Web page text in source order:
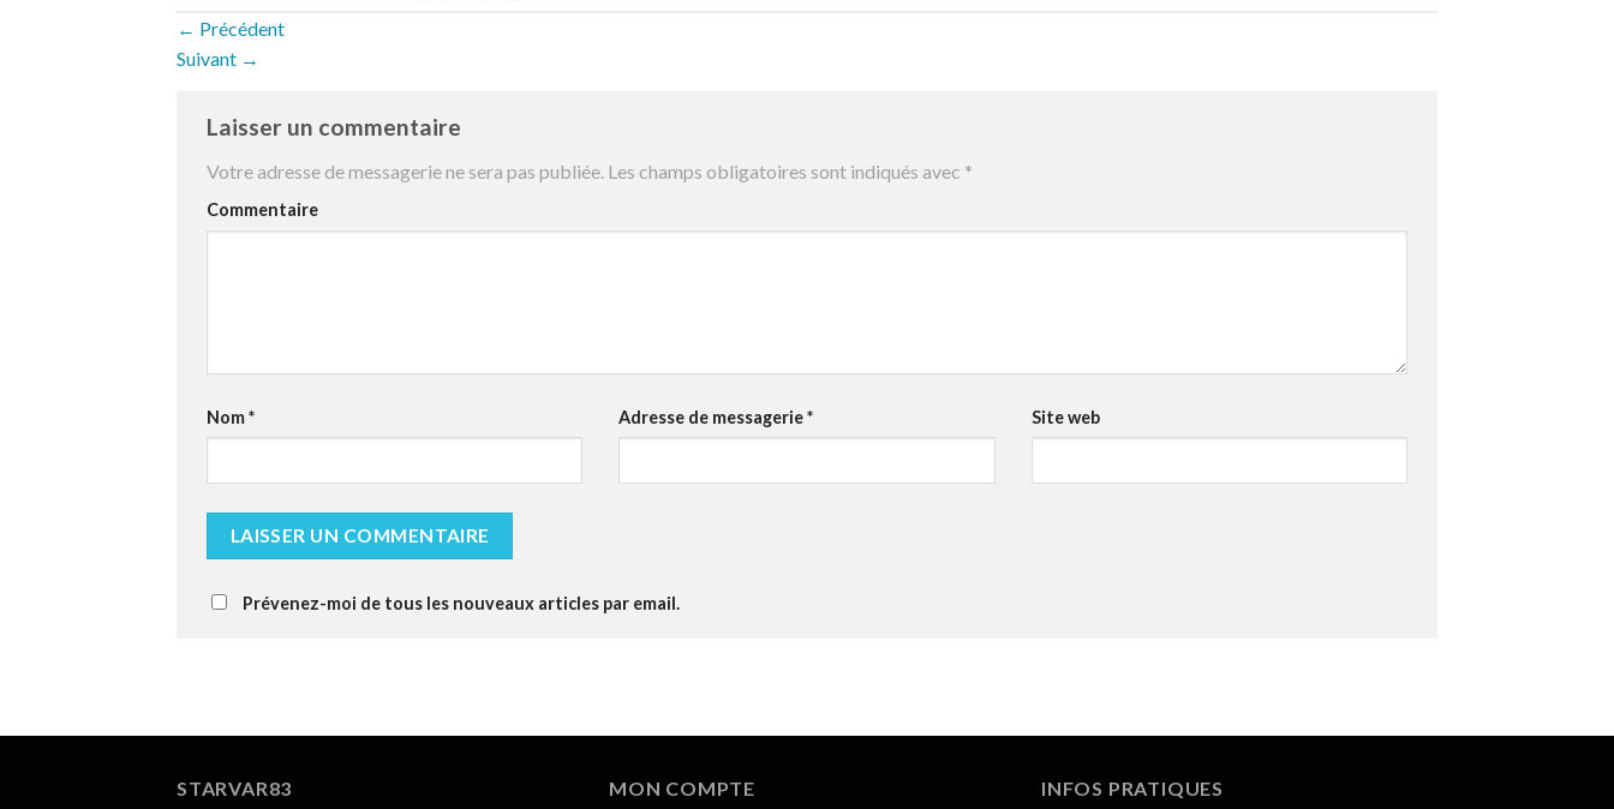
← Précédent
Suivant →
Laisser un commentaire
Votre adresse de messagerie ne sera pas publiée. Les champs obligatoires sont indiqués avec *
Commentaire
Nom* Adresse de messagerie* Site web
Prévenez-moi de tous les nouveaux articles par email.
STARVAR83 MON COMPTE INFOS PRATIQUES